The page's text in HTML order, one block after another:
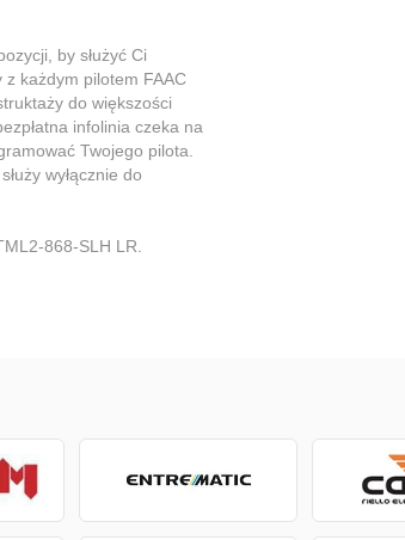
by służyć Ci
każdym pilotem FAAC
do większości
infolinia czeka na
Twojego pilota.
wyłącznie do
868-SLH LR.